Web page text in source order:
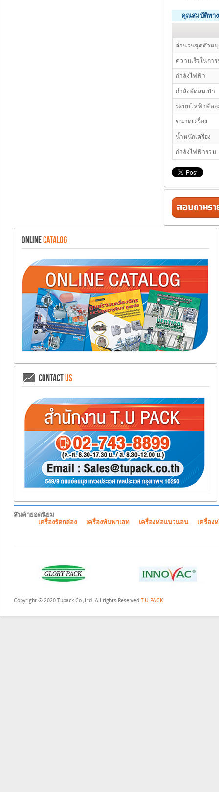
คุณสมบัติทาง
จำนวนชุดตัวห
ความเร็วในกา
กำลังไฟฟ้า
กำลังพัดลมเป่า
ระบบไฟฟ้าพัดล
ขนาดเครื่อง
น้ำหนักเครื่อง
กำลังไฟฟ้ารวม
สอบถามรา
ONLINECATALOG
CONTACTUS
สินค้ายอดนิยม
เครื่องรัดกล่อง
เครื่องพันพาเลท เครื่องห่อแนวนอน เครื่อง
Copyright ® 2020 Tupack Co.,Ltd. All rights Reserved T.U PACK